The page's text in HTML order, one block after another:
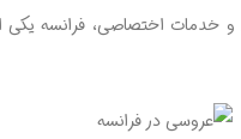
و خدمات اختصاصی، فرانسه یکی